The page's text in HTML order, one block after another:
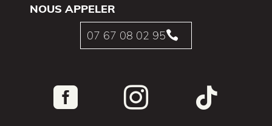
NOUS APPELER

07 67 08 02 95
  